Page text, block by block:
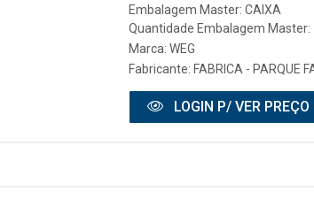
Embalagem Master: CAIXA
Quantidade Embalagem Master:
Marca: WEG
Fabricante: FABRICA - PARQUE
LOGIN P/ VER PREÇO